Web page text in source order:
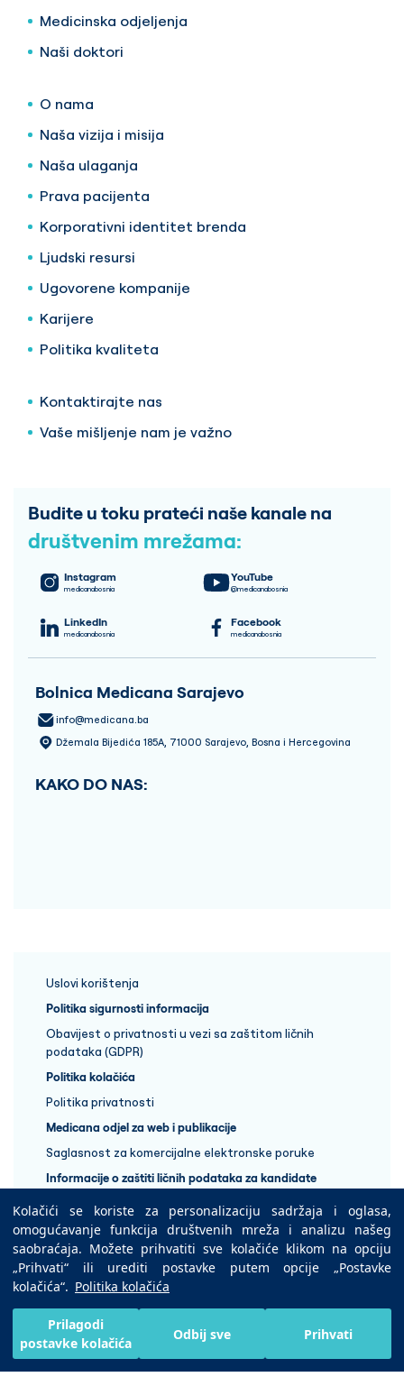
Kolačići se koriste za personalizaciju sadržaja i oglasa,
omogućavanje funkcija društvenih mreža i analizu našeg
saobraćaja. Možete prihvatiti sve kolačiće klikom na opciju
„Prihvati“ ili urediti postavke putem opcije „Postavke
kolačića“. Politika kolačića
Prilagodi
postavke kolačića
Odbij sve Prihvati
Medicinska odjeljenja
Naši doktori
O nama
Naša vizija i misija
Naša ulaganja
Prava pacijenta
Korporativni identitet brenda
Ljudski resursi
Ugovorene kompanije
Karijere
Politika kvaliteta
Kontaktirajte nas
Vaše mišljenje nam je važno
Budite u toku prateći naše kanale na
društvenim mrežama:
Instagram
medicanabosnia
YouTube
@medicanabosnia
LinkedIn
medicanabosnia
Facebook
medicanabosnia
Bolnica Medicana Sarajevo
info@medicana.ba
Džemala Bijedića 185A, 71000 Sarajevo, Bosna i Hercegovina
KAKO DO NAS:
Uslovi korištenja
Politika sigurnosti informacija
Obavijest o privatnosti u vezi sa zaštitom ličnih
podataka (GDPR)
Politika kolačića
Politika privatnosti
Medicana odjel za web i publikacije
Saglasnost za komercijalne elektronske poruke
Informacije o zaštiti ličnih podataka za kandidate
+387 33 848 888
Copyright © 2025 Medicana Health Group
Preuzmite na